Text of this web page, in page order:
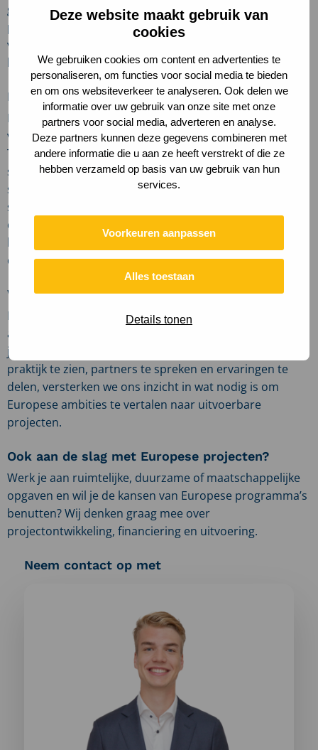
Deze website maakt gebruik van
cookies
We gebruiken cookies om content en advertenties te
personaliseren, om functies voor social media te bieden
en om ons websiteverkeer te analyseren. Ook delen we
informatie over uw gebruik van onze site met onze
partners voor social media, adverteren en analyse.
Deze partners kunnen deze gegevens combineren met
andere informatie die u aan ze heeft verstrekt of die ze
hebben verzameld op basis van uw gebruik van hun
services.
Voorkeuren aanpassen
Alles toestaan
Details tonen
gebiedsaanpakken. Ook werd besproken hoe Europese
projecten kunnen bijdragen aan structurele oplossingen
voor wateroverlast, droogte en ruimtelijke
kwetsbaarheid.
Europese samenwerking en positionering
In de Europese wijk spraken we met de Europese
vertegenwoordigers van de gemeenten Breda en
Tilburg. Zij deelden hoe Nederlandse gemeenten zich
strategisch positioneren in Brussel, hoe zij Europese
samenwerking intern organiseren en werken aan een
sterke projectpipeline. Ook actuele ontwikkelingen, zoals
de nieuwe Europese meerjarenbegroting en kansen
binnen programma’s voor mobiliteit, woningbouw en
duurzaamheid kwamen aan bod.
Waarom dit ertoe doet
Deze teamdag laat zien hoe waardevol het is om niet
alleen aan projecten te werken achter het bureau, maar
juist ook het veld in te gaan. Door projecten in de
praktijk te zien, partners te spreken en ervaringen te
delen, versterken we ons inzicht in wat nodig is om
Europese ambities te vertalen naar uitvoerbare
projecten.
Ook aan de slag met Europese projecten?
Werk je aan ruimtelijke, duurzame of maatschappelijke
opgaven en wil je de kansen van Europese programma’s
benutten? Wij denken graag mee over
projectontwikkeling, financiering en uitvoering.
Neem contact op met